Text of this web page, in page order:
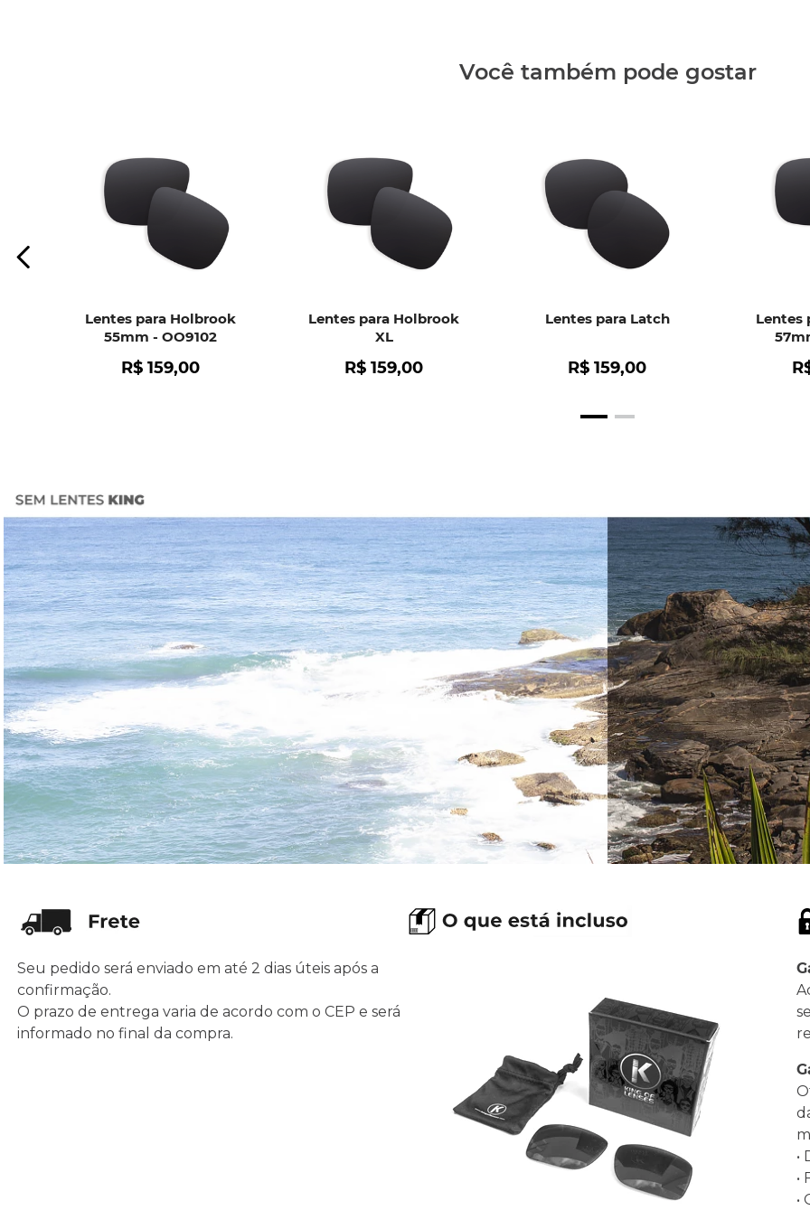
Você também pode gostar
Lentes para Holbrook
55mm - OO9102
R$ 159,00
Lentes para Holbrook
XL
R$ 159,00
Lentes para Latch
R$ 159,00
Lentes
Seu pedido será enviado em até 2 dias úteis após a
confirmação.
O prazo de entrega varia de acordo com o CEP e será
informado no final da compra.
•
•
•